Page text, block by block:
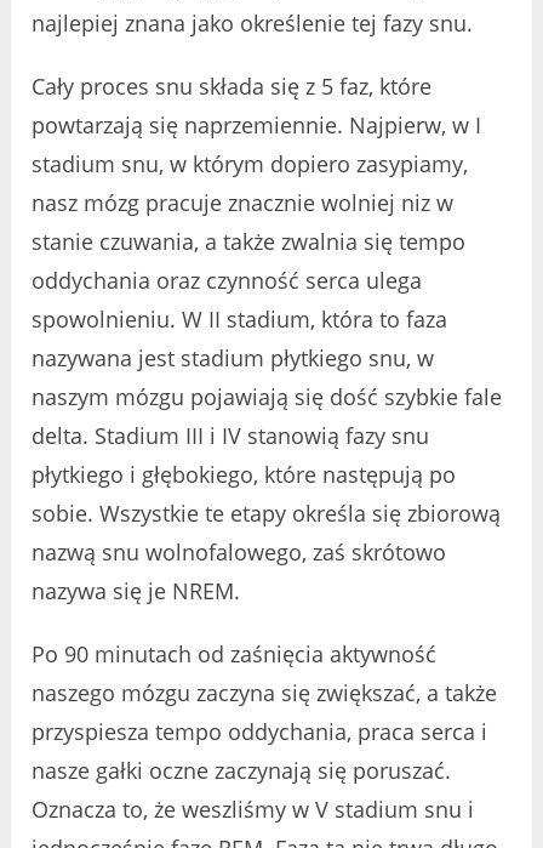
najlepiej znana jako określenie tej fazy snu.
Cały proces snu składa się z 5 faz, które
powtarzają się naprzemiennie. Najpierw, w I
stadium snu, w którym dopiero zasypiamy,
nasz mózg pracuje znacznie wolniej niz w
stanie czuwania, a także zwalnia się tempo
oddychania oraz czynność serca ulega
spowolnieniu. W II stadium, która to faza
nazywana jest stadium płytkiego snu, w
naszym mózgu pojawiają się dość szybkie fale
delta. Stadium III i IV stanowią fazy snu
płytkiego i głębokiego, które następują po
sobie. Wszystkie te etapy określa się zbiorową
nazwą snu wolnofalowego, zaś skrótowo
nazywa się je NREM.
Po 90 minutach od zaśnięcia aktywność
naszego mózgu zaczyna się zwiększać, a także
przyspiesza tempo oddychania, praca serca i
nasze gałki oczne zaczynają się poruszać.
Oznacza to, że weszliśmy w V stadium snu i